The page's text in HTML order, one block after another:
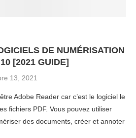
DE NUMÉRISATION
[2021 GUIDE]
13, 2021
Adobe Reader car c’est le logiciel le
fichiers PDF. Vous pouvez utiliser
des documents, créer et annoter